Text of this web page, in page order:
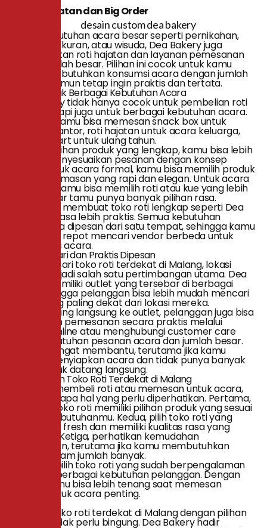
5. Roti Hajatan dan Big Order
Untuk kebutuhan acara besar seperti pernikahan,
aqiqah, syukuran, atau wisuda, Dea Bakery juga
menyediakan roti hajatan dan layanan pemesanan
dalam jumlah besar. Pilihan ini cocok untuk kamu
yang membutuhkan konsumsi acara dengan jumlah
banyak namun tetap ingin praktis dan tertata.
Cocok untuk Berbagai Kebutuhan Acara
Dea Bakery tidak hanya cocok untuk pembelian roti
harian, tetapi juga untuk berbagai kebutuhan acara.
Misalnya, kamu bisa memesan snack box untuk
meeting kantor, roti hajatan untuk acara keluarga,
atau kue tart untuk ulang tahun.
Dengan pilihan produk yang lengkap, kamu bisa lebih
mudah menyesuaikan pesanan dengan konsep
acara. Untuk acara formal, kamu bisa memilih produk
dengan kemasan yang rapi dan elegan. Untuk acara
keluarga, kamu bisa memilih roti atau kue yang lebih
variatif agar tamu punya banyak pilihan rasa.
Inilah yang membuat toko roti lengkap seperti Dea
Bakery terasa lebih praktis. Semua kebutuhan
bakery bisa dipesan dari satu tempat, sehingga kamu
tidak perlu repot mencari vendor berbeda untuk
setiap jenis acara.
Mudah Dicari dan Praktis Dipesan
Saat mencari toko roti terdekat di Malang, lokasi
tentu menjadi salah satu pertimbangan utama. Dea
Bakery memiliki outlet yang tersebar di berbagai
area, sehingga pelanggan bisa lebih mudah mencari
outlet yang paling dekat dari lokasi mereka.
Selain datang langsung ke outlet, pelanggan juga bisa
melakukan pemesanan secara praktis melalui
layanan online atau menghubungi customer care
untuk kebutuhan pesanan acara dan jumlah besar.
Cara ini sangat membantu, terutama jika kamu
sedang menyiapkan acara dan tidak punya banyak
waktu untuk datang langsung.
Tips Memilih Toko Roti Terdekat di Malang
Sebelum membeli roti atau memesan untuk acara,
ada beberapa hal yang perlu diperhatikan. Pertama,
pastikan toko roti memiliki pilihan produk yang sesuai
dengan kebutuhanmu. Kedua, pilih toko roti yang
produknya fresh dan memiliki kualitas rasa yang
konsisten. Ketiga, perhatikan kemudahan
pemesanan, terutama jika kamu membutuhkan
produk dalam jumlah banyak.
Selain itu, pilih toko roti yang sudah berpengalaman
melayani berbagai kebutuhan pelanggan. Dengan
begitu, kamu bisa lebih tenang saat memesan
produk untuk acara penting.
Mencari toko roti terdekat di Malang dengan pilihan
lengkap tidak perlu bingung. Dea Bakery hadir